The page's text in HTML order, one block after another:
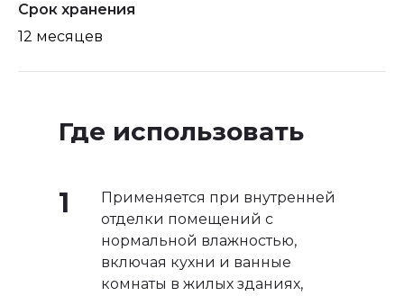
Срок хранения
12 месяцев
Где использовать
1
Применяется при внутренней
отделки помещений с
нормальной влажностью,
включая кухни и ванные
комнаты в жилых зданиях,